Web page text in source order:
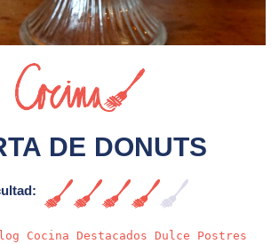
DE DONUTS
Cocina Destacados Dulce
Postres